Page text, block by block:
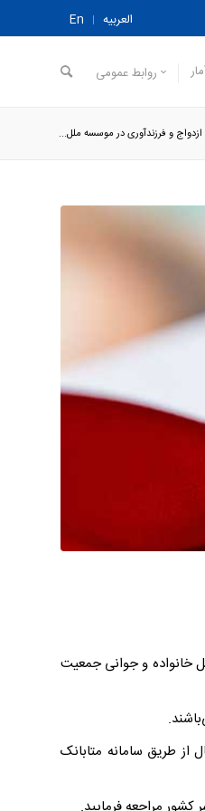
العربیه En
روابط عمومی
خانواده و جوانی جمعیت
فوق، نسبت به پرداخت وام قرض الحسنه به مبلغ ۵۰۰ میلیون ریال از طریق سامانه متابانک